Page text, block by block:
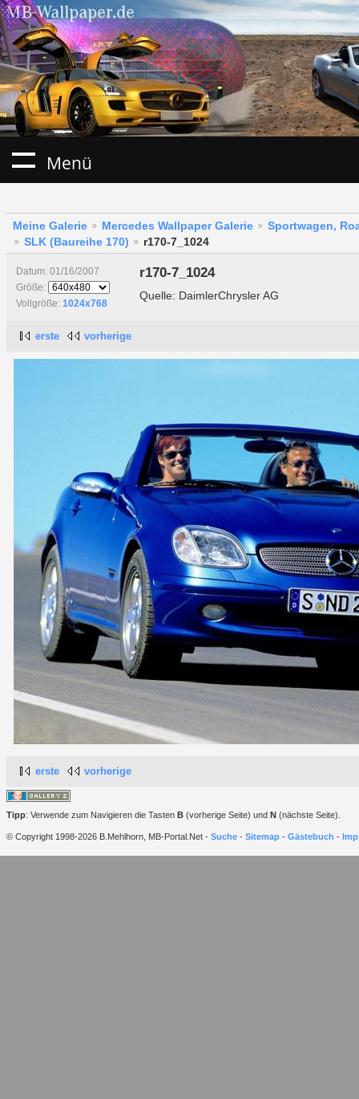
Menü
Meine Galerie Mercedes Wallpaper Galerie
Sportwagen,
SLK (Baureihe 170)
r170-7_1024
Datum: 01/16/2007
Größe:
Vollgröße: 1024x768
r170-7_1024
Quelle: DaimlerChrysler AG
erste vorherige
erste vorherige
Tipp: Verwende zum Navigieren die Tasten B (vorherige Seite) und N (nächste Seite).
© Copyright 1998-2026 B.Mehlhorn, MB-Portal.Net - Suche - Sitemap - Gästebuch -